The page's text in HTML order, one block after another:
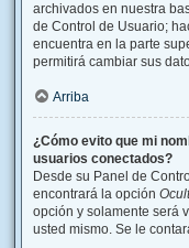
archivados en nuestra
de Control de Usuario;
encuentra en la parte
permitirá cambiar sus
Arriba
¿Cómo evito que mi
usuarios conectados?
Desde su Panel de
encontrará la opción
opción y solamente será
usted mismo. Se le